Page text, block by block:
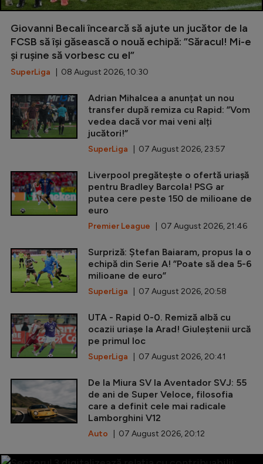
Giovanni Becali încearcă să ajute un jucător de la
FCSB să își găsească o nouă echipă: ”Săracul! Mi-e
și rușine să vorbesc cu el”
SuperLiga | 08 August 2026, 10:30
Adrian Mihalcea a anunțat un nou
transfer după remiza cu Rapid: ”Vom
vedea dacă vor mai veni alți
jucători!”
SuperLiga | 07 August 2026, 23:57
Liverpool pregătește o ofertă uriașă
pentru Bradley Barcola! PSG ar
putea cere peste 150 de milioane de
euro
Premier League | 07 August 2026, 21:46
Surpriză: Ștefan Baiaram, propus la o
echipă din Serie A! ”Poate să dea 5-6
milioane de euro”
SuperLiga | 07 August 2026, 20:58
UTA - Rapid 0-0. Remiză albă cu
ocazii uriașe la Arad! Giuleștenii urcă
pe primul loc
SuperLiga | 07 August 2026, 20:41
De la Miura SV la Aventador SVJ: 55
de ani de Super Veloce, filosofia
care a definit cele mai radicale
Lamborghini V12
Auto | 07 August 2026, 20:12